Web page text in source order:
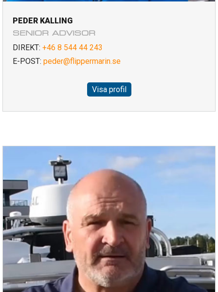
PEDER KALLING
SENIOR ADVISOR
DIREKT: +46 8 544 44 243
E-POST: peder@flippermarin.se
Visa profil